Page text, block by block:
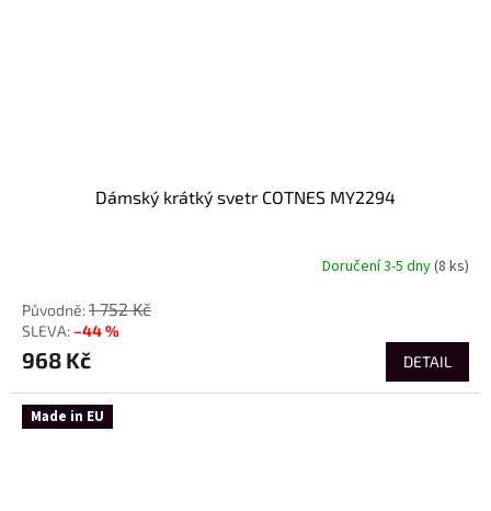
Dámský krátký svetr COTNES MY2294
Doručení 3-5 dny(8 ks)
1 752 Kč
–44 %
968 Kč DETAIL
Made in EU